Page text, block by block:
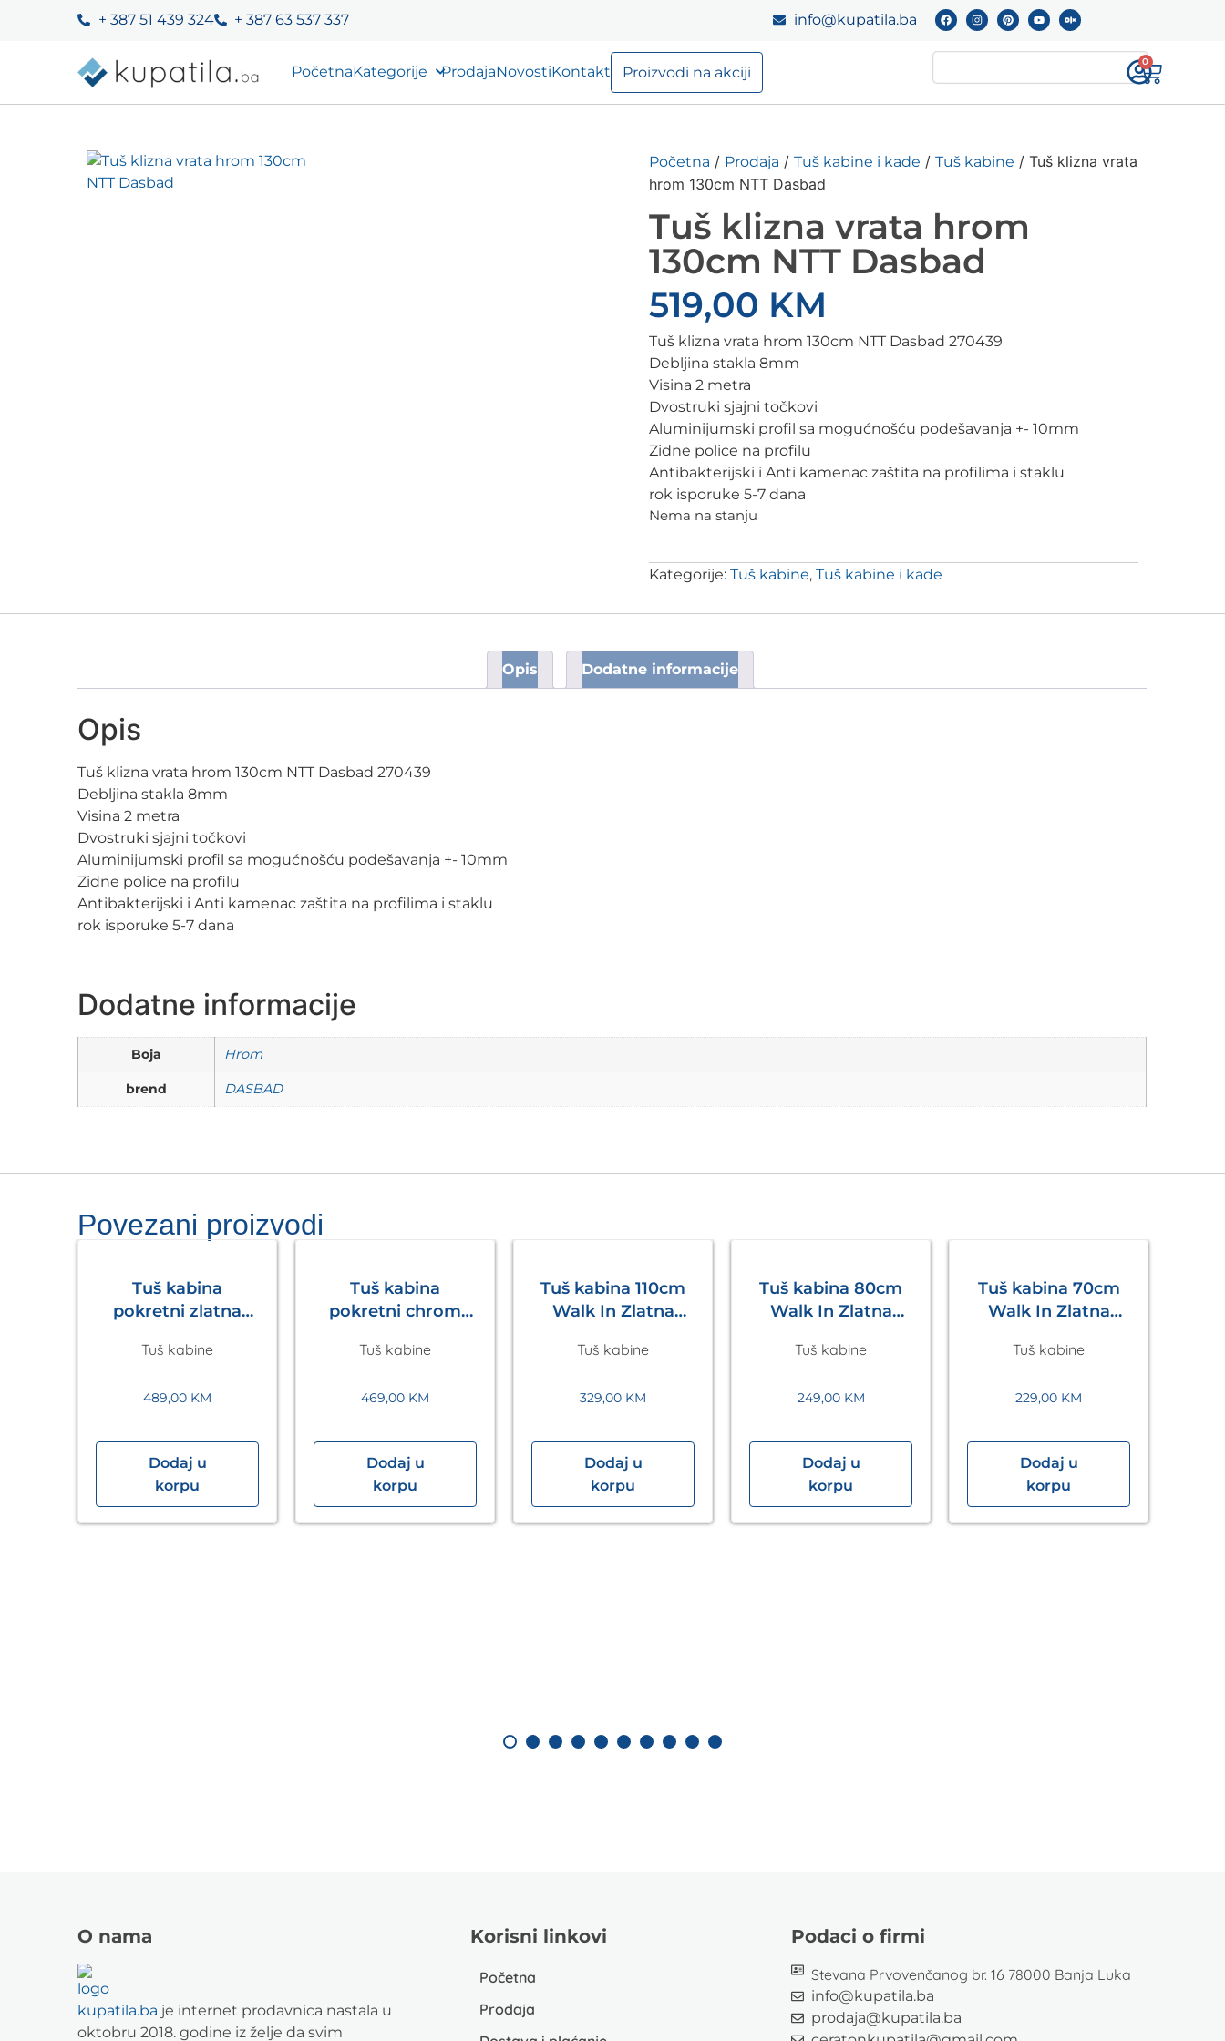
+ 387 51 439 324 + 387 63 537 337 info@kupatila.ba
PočetnaKategorije ProdajaNovostiKontakt Proizvodi na akciji
0
Početna / Prodaja / Tuš kabine i kade / Tuš kabine / Tuš klizna vrata
hrom 130cm NTT Dasbad
Tuš klizna vrata hrom
130cm NTT Dasbad
519,00 KM
Tuš klizna vrata hrom 130cm NTT Dasbad 270439
Debljina stakla 8mm
Visina 2 metra
Dvostruki sjajni točkovi
Aluminijumski profil sa mogućnošću podešavanja +- 10mm
Zidne police na profilu
Antibakterijski i Anti kamenac zaštita na profilima i staklu
rok isporuke 5-7 dana
Nema na stanju
Kategorije: Tuš kabine, Tuš kabine i kade
Opis Dodatne informacije
Opis
Tuš klizna vrata hrom 130cm NTT Dasbad 270439
Debljina stakla 8mm
Visina 2 metra
Dvostruki sjajni točkovi
Aluminijumski profil sa mogućnošću podešavanja +- 10mm
Zidne police na profilu
Antibakterijski i Anti kamenac zaštita na profilima i staklu
rok isporuke 5-7 dana
Dodatne informacije
Boja Hrom
brend DASBAD
Povezani proizvodi
Tuš kabina
pokretni zlatna
1200x2200mm
Tuš kabine
489,00 KM
Dodaj u
korpu
Tuš kabina
pokretni chrom
1200x2200mm
Tuš kabine
469,00 KM
Dodaj u
korpu
Tuš kabina 110cm
Walk In Zlatna
Tuš kabine
329,00 KM
Dodaj u
korpu
Tuš kabina 80cm
Walk In Zlatna
Tuš kabine
249,00 KM
Dodaj u
korpu
Tuš kabina 70cm
Walk In Zlatna
Tuš kabine
229,00 KM
Dodaj u
korpu
O nama
kupatila.ba je internet prodavnica nastala u
oktobru 2018. godine iz želje da svim
Korisni linkovi
Početna
Prodaja
Podaci o firmi
Stevana Prvovenčanog br. 16 78000 Banja Luka
info@kupatila.ba
prodaja@kupatila.ba